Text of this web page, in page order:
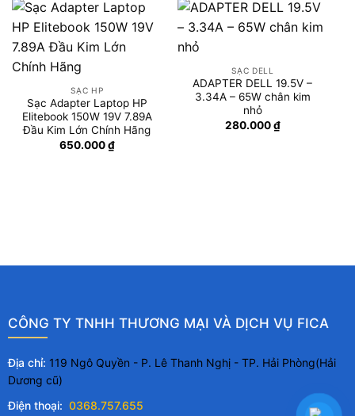
SẠC HP
Sạc Adapter Laptop HP
Elitebook 150W 19V 7.89A
Đầu Kim Lớn Chính Hãng
650.000₫
SẠC DELL
ADAPTER DELL 19.5V –
3.34A – 65W chân kim
nhỏ
280.000₫
CÔNG TY TNHH THƯƠNG MẠI VÀ DỊCH VỤ FICA
Địa chỉ: 119 Ngô Quyền - P. Lê Thanh Nghị - TP. Hải Phòng(Hải
Dương cũ)
Điện thoại: 0368.757.655